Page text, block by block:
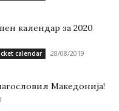
календар за 2020
calendar 28/08/2019
Македонија!